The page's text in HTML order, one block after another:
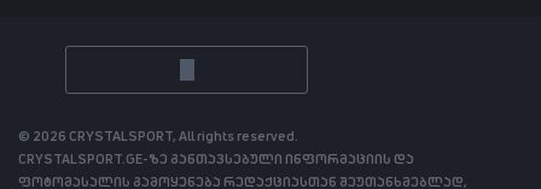
© 2026 CRYSTALSPORT, All rights reserved.
CRYSTALSPORT.GE-ზე განთავსებული ინფორმაციის და
ფოტომასალის გამოყენება რედაქციასთან შეუთანხმებლად,